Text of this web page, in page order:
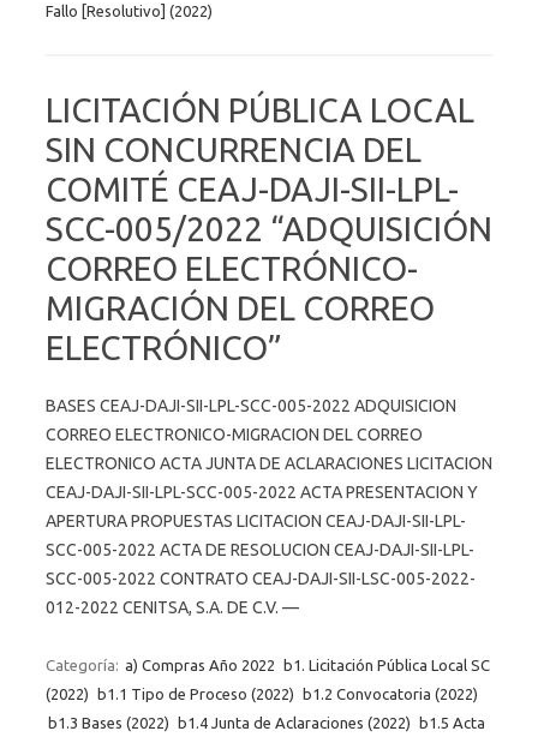
Fallo [Resolutivo] (2022)
LICITACIÓN PÚBLICA LOCAL
SIN CONCURRENCIA DEL
COMITÉ CEAJ-DAJI-SII-LPL-
SCC-005/2022 “ADQUISICIÓN
CORREO ELECTRÓNICO-
MIGRACIÓN DEL CORREO
ELECTRÓNICO”
BASES CEAJ-DAJI-SII-LPL-SCC-005-2022 ADQUISICION
CORREO ELECTRONICO-MIGRACION DEL CORREO
ELECTRONICO ACTA JUNTA DE ACLARACIONES LICITACION
CEAJ-DAJI-SII-LPL-SCC-005-2022 ACTA PRESENTACION Y
APERTURA PROPUESTAS LICITACION CEAJ-DAJI-SII-LPL-
SCC-005-2022 ACTA DE RESOLUCION CEAJ-DAJI-SII-LPL-
SCC-005-2022 CONTRATO CEAJ-DAJI-SII-LSC-005-2022-
012-2022 CENITSA, S.A. DE C.V. —
Categoría: a) Compras Año 2022 b1. Licitación Pública Local SC
(2022) b1.1 Tipo de Proceso (2022) b1.2 Convocatoria (2022)
b1.3 Bases (2022) b1.4 Junta de Aclaraciones (2022) b1.5 Acta